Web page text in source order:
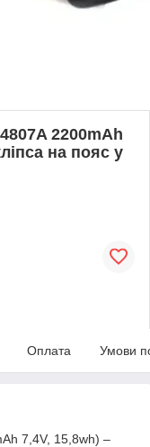
2200mAh
на пояс у
Оплата Умови
7,4V, 15,8wh) –